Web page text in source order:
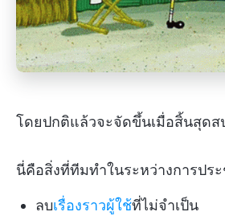
โดยปกติแล้วจะจัดขึ้นเมื่อสิ้นสุดส
นี่คือสิ่งที่ทีมทำในระหว่างการปร
ลบเรื่องราวผู้ใช้ที่ไม่จำเป็น